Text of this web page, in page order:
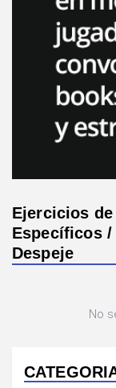
Ejercicios
Específicos /
Despeje
No